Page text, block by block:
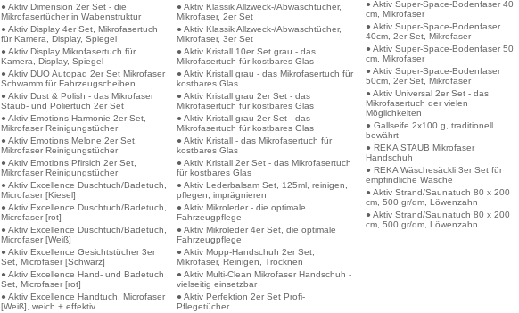
● Aktiv Dimension 2er Set - die
Mikrofasertücher in Wabenstruktur
● Aktiv Display 4er Set, Mikrofasertuch
für Kamera, Display, Spiegel
● Aktiv Display Mikrofasertuch für
Kamera, Display, Spiegel
● Aktiv DUO Autopad 2er Set Mikrofaser
Schwamm für Fahrzeugscheiben
● Aktiv Dust & Polish - das Mikrofaser
Staub- und Poliertuch 2er Set
● Aktiv Emotions Harmonie 2er Set,
Mikrofaser Reinigungstücher
● Aktiv Emotions Melone 2er Set,
Mikrofaser Reinigungstücher
● Aktiv Emotions Pfirsich 2er Set,
Mikrofaser Reinigungstücher
● Aktiv Excellence Duschtuch/Badetuch,
Microfaser [Kiesel]
● Aktiv Excellence Duschtuch/Badetuch,
Microfaser [rot]
● Aktiv Excellence Duschtuch/Badetuch,
Microfaser [Weiß]
● Aktiv Excellence Gesichtstücher 3er
Set, Microfaser [Schwarz]
● Aktiv Excellence Hand- und Badetuch
Set, Microfaser [rot]
● Aktiv Excellence Handtuch, Microfaser
[Weiß], weich + effektiv
● Aktiv Klassik Allzweck-/Abwaschtücher,
Mikrofaser, 2er Set
● Aktiv Klassik Allzweck-/Abwaschtücher,
Mikrofaser, 3er Set
● Aktiv Kristall 10er Set grau - das
Mikrofasertuch für kostbares Glas
● Aktiv Kristall grau - das Mikrofasertuch für
kostbares Glas
● Aktiv Kristall grau 2er Set - das
Mikrofasertuch für kostbares Glas
● Aktiv Kristall grau 2er Set - das
Mikrofasertuch für kostbares Glas
● Aktiv Kristall - das Mikrofasertuch für
kostbares Glas
● Aktiv Kristall 2er Set - das Mikrofasertuch
für kostbares Glas
● Aktiv Lederbalsam Set, 125ml, reinigen,
pflegen, imprägnieren
● Aktiv Mikroleder - die optimale
Fahrzeugpflege
● Aktiv Mikroleder 4er Set, die optimale
Fahrzeugpflege
● Aktiv Mopp-Handschuh 2er Set,
Mikrofaser, Reinigen, Trocknen
● Aktiv Multi-Clean Mikrofaser Handschuh -
vielseitig einsetzbar
● Aktiv Perfektion 2er Set Profi-
Pflegetücher
● Aktiv Super-Space-Bodenfaser 40
cm, Mikrofaser
● Aktiv Super-Space-Bodenfaser
40cm, 2er Set, Mikrofaser
● Aktiv Super-Space-Bodenfaser 50
cm, Mikrofaser
● Aktiv Super-Space-Bodenfaser
50cm, 2er Set, Mikrofaser
● Aktiv Universal 2er Set - das
Mikrofasertuch der vielen
Möglichkeiten
● Gallseife 2x100 g, traditionell
bewährt
● REKA STAUB Mikrofaser
Handschuh
● REKA Wäschesäckli 3er Set für
empfindliche Wäsche
● Aktiv Strand/Saunatuch 80 x 200
cm, 500 gr/qm, Löwenzahn
● Aktiv Strand/Saunatuch 80 x 200
cm, 500 gr/qm, Löwenzahn